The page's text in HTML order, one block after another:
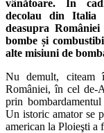
vânătoare. În
decolau din Italia
deasupra
bombe și
alte misiuni de
Nu demult, citeam
României, în cel de-
prin
Un istoric amator se
american la Ploieşti a